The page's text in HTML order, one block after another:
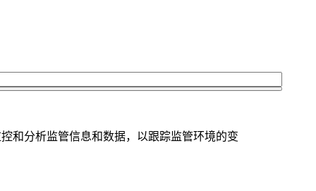
和分析监管信息和数据，以跟踪监管环境的变